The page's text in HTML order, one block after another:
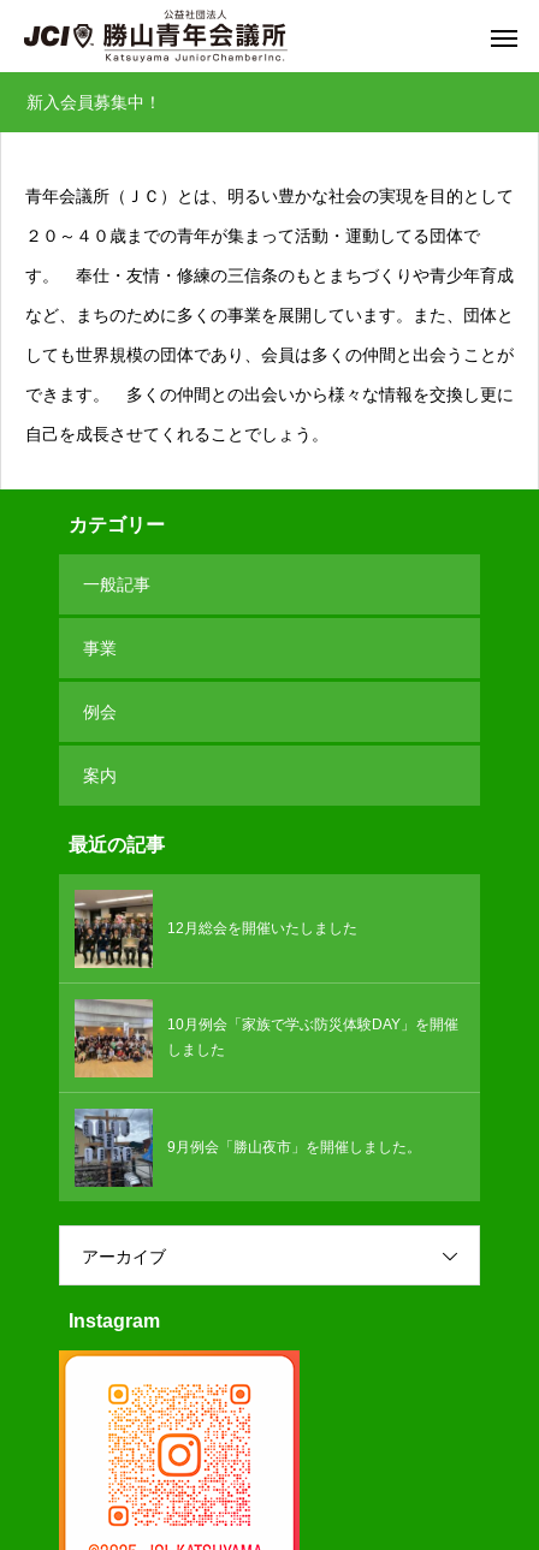
新入会員募集中！
青年会議所（ＪＣ）とは、明るい豊かな社会の実現を目的として
２０～４０歳までの青年が集まって活動・運動してる団体で
す。 奉仕・友情・修練の三信条のもとまちづくりや青少年育成
など、まちのために多くの事業を展開しています。また、団体と
しても世界規模の団体であり、会員は多くの仲間と出会うことが
できます。 多くの仲間との出会いから様々な情報を交換し更に
自己を成長させてくれることでしょう。
カテゴリー
一般記事
事業
例会
案内
最近の記事
12月総会を開催いたしました
10月例会「家族で学ぶ防災体験DAY」を開催
しました
9月例会「勝山夜市」を開催しました。
アーカイブ
Instagram